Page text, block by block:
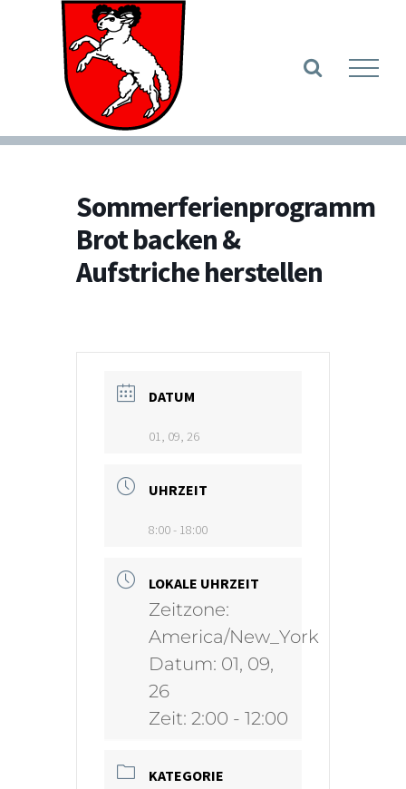
Sommerferienprogramm
Brot backen &
Aufstriche herstellen
DATUM
01, 09, 26
UHRZEIT
8:00 - 18:00
LOKALE UHRZEIT
Zeitzone:
America/New_York
Datum: 01, 09,
26
Zeit: 2:00 - 12:00
KATEGORIE